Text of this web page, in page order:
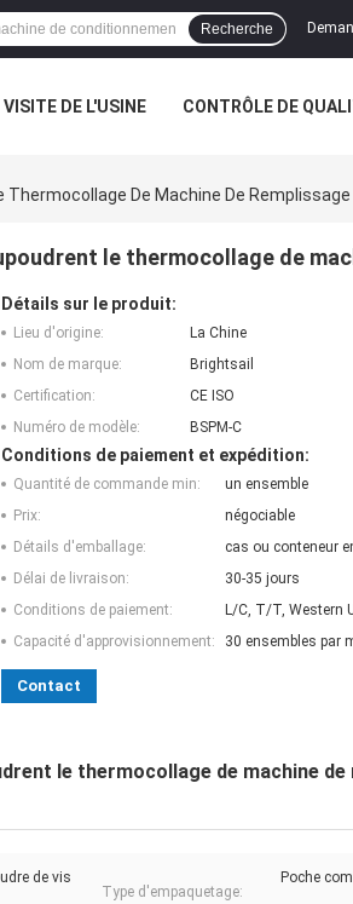
Recherche
VISITE DE L'USINE CONTRÔLE DE
De Machine De Remplissage
le thermocollage de
Détails sur le produit:
Lieu d'origine:
La Chine
Nom de marque:
Brightsail
Certification:
CE ISO
Numéro de modèle:
BSPM-C
Conditions de paiement et expédition:
Quantité de commande min:
un ensemble
Prix:
négociable
Détails d'emballage:
cas ou conteneur
Délai de livraison:
30-35 jours
Conditions de paiement:
L/C, T/T, Western
Capacité d'approvisionnement:
30 ensembles par
Contact
le thermocollage de machine
de vis
Type d'empaquetage:
Poche